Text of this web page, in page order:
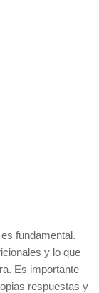
es fundamental.
y lo que
Es importante
respuestas y